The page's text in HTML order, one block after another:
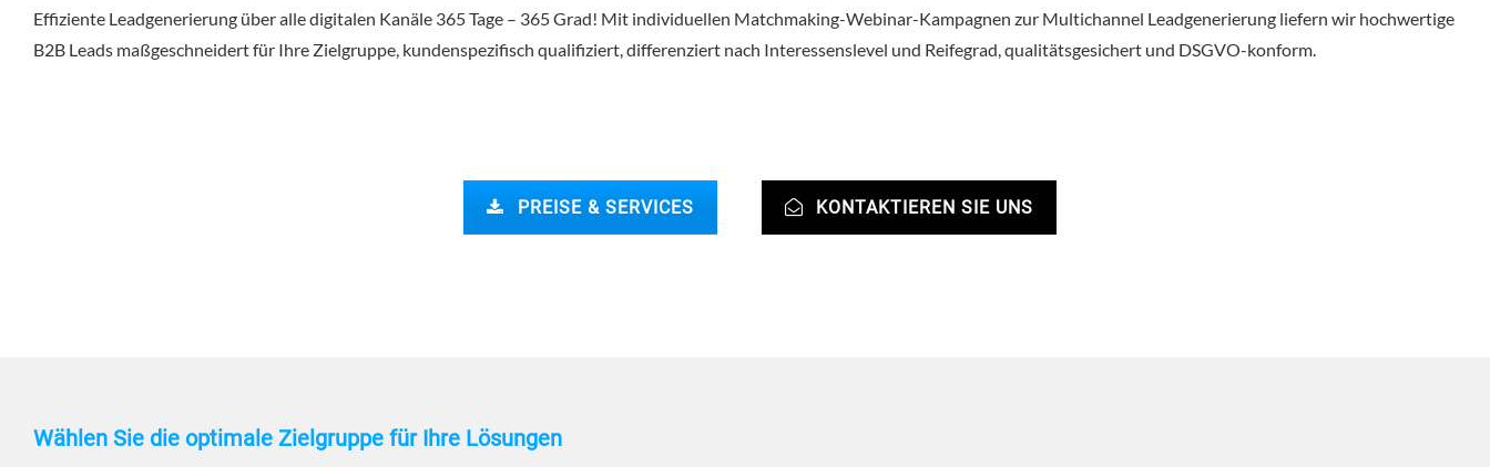
Effiziente Leadgenerierung über alle digitalen Kanäle 365 Tage – 365 Grad! Mit individuellen Matchmaking-Webinar-Kampagnen zur Multichannel Leadgenerierung liefern wir hochwertige
B2B Leads maßgeschneidert für Ihre Zielgruppe, kundenspezifisch qualifiziert, differenziert nach Interessenslevel und Reifegrad, qualitätsgesichert und DSGVO-konform.
PREISE & SERVICES KONTAKTIEREN SIE UNS
Wählen Sie die optimale Zielgruppe für Ihre Lösungen